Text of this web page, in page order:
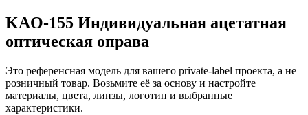
KAO-155 Индивидуальная ацетатная
оптическая оправа
Это референсная модель для вашего private-label проекта, а не
розничный товар. Возьмите её за основу и настройте
материалы, цвета, линзы, логотип и выбранные
характеристики.